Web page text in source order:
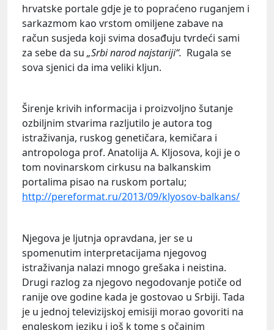
hrvatske portale gdje je to popraćeno ruganjem i
sarkazmom kao vrstom omiljene zabave na
račun susjeda koji svima dosađuju tvrdeći sami
za sebe da su „Srbi narod najstariji“. Rugala se
sova sjenici da ima veliki kljun.
Širenje krivih informacija i proizvoljno šutanje
ozbiljnim stvarima razljutilo je autora tog
istraživanja, ruskog genetičara, kemičara i
antropologa prof. Anatolija A. Kljosova, koji je o
tom novinarskom cirkusu na balkanskim
portalima pisao na ruskom portalu;
http://pereformat.ru/2013/09/klyosov-balkans/
Njegova je ljutnja opravdana, jer se u
spomenutim interpretacijama njegovog
istraživanja nalazi mnogo grešaka i neistina.
Drugi razlog za njegovo negodovanje potiče od
ranije ove godine kada je gostovao u Srbiji. Tada
je u jednoj televizijskoj emisiji morao govoriti na
engleskom jeziku i još k tome s očajnim